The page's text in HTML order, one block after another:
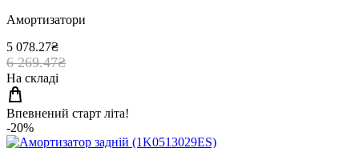
Амортизатори
5 078.27₴
6 269.47₴
На складі
Впевнений старт літа!
-20%